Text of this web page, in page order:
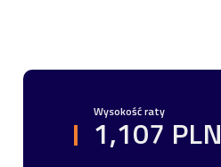
Wysokość raty
1,107 PLN